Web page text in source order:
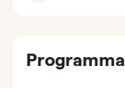
Programma